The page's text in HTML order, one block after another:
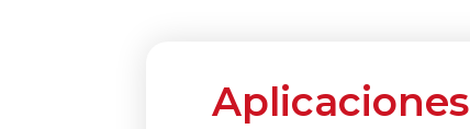
Aplicaciones